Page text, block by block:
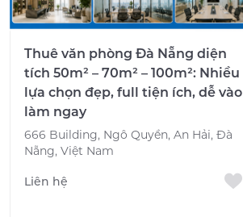
Thuê văn phòng Đà Nẵng diện
tích 50m² – 70m² – 100m²: Nhiều
lựa chọn đẹp, full tiện ích, dễ vào
làm ngay
666 Building, Ngô Quyền, An Hải, Đà
Nẵng, Việt Nam
Liên hệ